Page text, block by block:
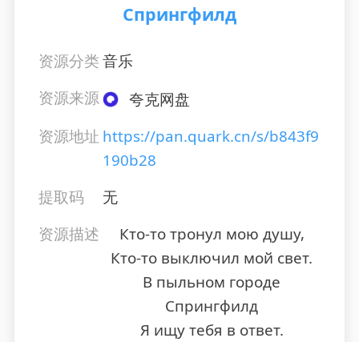
Спрингфилд
资源分类音乐
资源来源
夸克网盘
资源地址 https://pan.quark.cn/s/b843f9
190b28
提取码
无
资源描述
Кто-то тронул мою душу,
Кто-то выключил мой свет.
В пыльном городе
Спрингфилд
Я ищу тебя в ответ.